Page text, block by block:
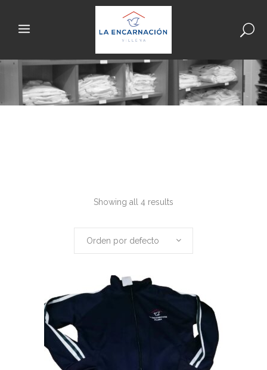
Showing all 4 results
Orden por defecto